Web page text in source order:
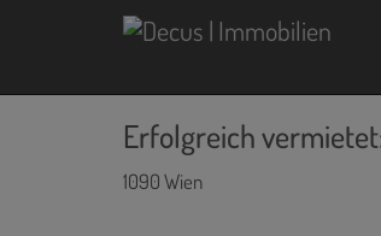
Erfolgreich
1090 Wien